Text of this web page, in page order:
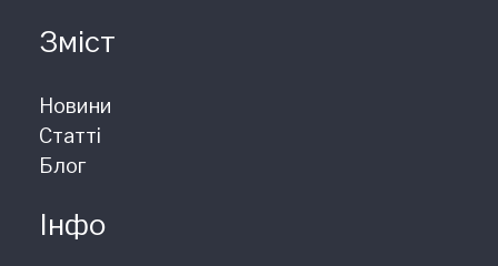
Зміст
Новини
Статті
Блог
Інфо